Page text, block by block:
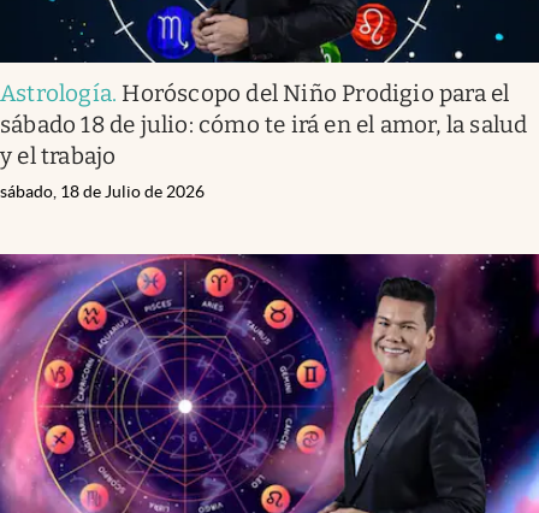
Astrología. Horóscopo del Niño Prodigio para el
sábado 18 de julio: cómo te irá en el amor, la salud
y el trabajo
sábado, 18 de Julio de 2026